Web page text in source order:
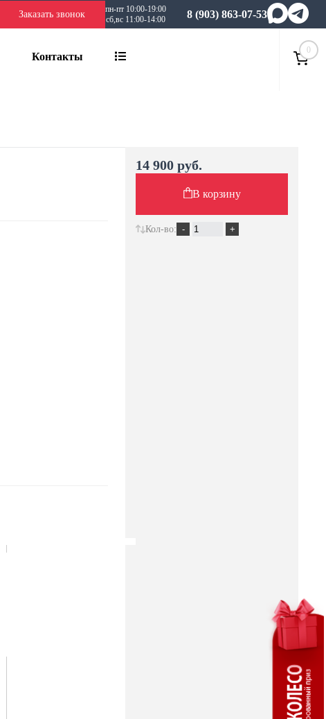
Заказать звонок
пн-пт 10:00-19:00
сб,вс 11:00-14:00
8 (903) 863-07-53
Контакты
0
14 900 руб.
В корзину
Кол-во: